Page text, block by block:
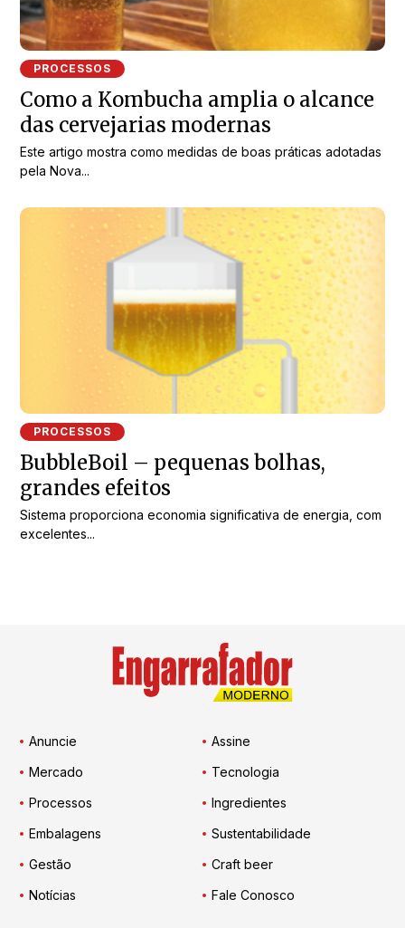
PROCESSOS
Como a Kombucha amplia o alcance
das cervejarias modernas
Este artigo mostra como medidas de boas práticas adotadas
pela Nova...
PROCESSOS
BubbleBoil – pequenas bolhas,
grandes efeitos
Sistema proporciona economia significativa de energia, com
excelentes...
Anuncie
Assine
Mercado
Tecnologia
Processos
Ingredientes
Embalagens
Sustentabilidade
Gestão
Craft beer
Notícias
Fale Conosco